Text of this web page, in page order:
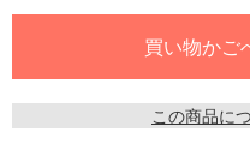
この商品に